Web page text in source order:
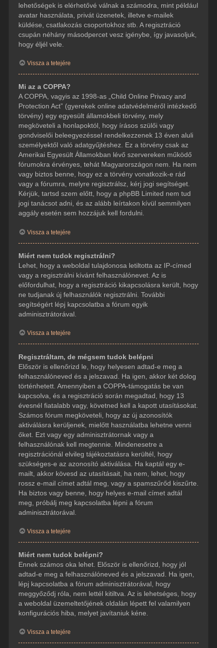
lehetőségek is elérhetővé válnak a számodra, mint például
avatar használata, privát üzenetek, illetve e-mailek
küldése, csatlakozás csoportokhoz stb. A regisztráció
csupán néhány másodpercet vesz igénybe, így javasoljuk,
hogy éljél vele.
Vissza a tetejére
Mi az a COPPA?
A COPPA, vagyis az 1998-as „Child Online Privacy and
Protection Act” (gyerekek online adatvédelméről intézkedő
törvény) egy egyesült államokbeli törvény, mely
megköveteli a honlapoktól, hogy írásos szülői vagy
gondviselői beleegyezéssel rendelkezzenek 13 éven aluli
személyektől való adatgyűjtéshez. Ez a törvény csak az
Amerikai Egyesült Államokban lévő szervereken működő
fórumokra érvényes, tehát Magyarországon nem. Ha nem
vagy biztos benne, hogy ez a törvény vonatkozik-e rád
vagy a fórumra, melyre regisztrálsz, kérj jogi segítséget.
Kérjük, tartsd szem előtt, hogy a phpBB Limited nem tud
jogi tanácsot adni, és az alább leírtakon kívül semmilyen
aggály esetén sem hozzájuk kell fordulni.
Vissza a tetejére
Miért nem tudok regisztrálni?
Lehet, hogy a weboldal tulajdonosa letiltotta az IP-címed
vagy a regisztrálni kívánt felhasználónevet. Az is
előfordulhat, hogy a regisztráció kikapcsolásra került, hogy
ne tudjanak új felhasználók regisztrálni. További
segítségért lépj kapcsolatba a fórum egyik
adminisztrátorával.
Vissza a tetejére
Regisztráltam, de mégsem tudok belépni
Először is ellenőrizd le, hogy helyesen adtad-e meg a
felhasználóneved és a jelszavad. Ha igen, akkor két dolog
történhetett. Amennyiben a COPPA-támogatás be van
kapcsolva, és a regisztráció során megadtad, hogy 13
évesnél fiatalabb vagy, követned kell a kapott utasításokat.
Számos fórum megköveteli, hogy az új azonosítók
aktiválásra kerüljenek, mielőtt használatba lehetne venni
őket. Ezt vagy egy adminisztrátornak vagy a
felhasználónak kell megtennie. Mindenesetre a
regisztrációnál elvileg tájékoztatásra kerültél, hogy
szükséges-e az azonosító aktiválása. Ha kaptál egy e-
mailt, akkor kövesd az utasításait, ha nem, lehet, hogy
rossz e-mail címet adtál meg, vagy a spamszűrőd kiszűrte.
Ha biztos vagy benne, hogy helyes e-mail címet adtál
meg, próbálj meg kapcsolatba lépni a fórum
adminisztrátorával.
Vissza a tetejére
Miért nem tudok belépni?
Ennek számos oka lehet. Először is ellenőrizd, hogy jól
adtad-e meg a felhasználóneved és a jelszavad. Ha igen,
lépj kapcsolatba a fórum adminisztrátorával, hogy
meggyőződj róla, nem lettél kitiltva. Az is lehetséges, hogy
a weboldal üzemeltetőjének oldalán lépett fel valamilyen
konfigurációs hiba, melyet javítaniuk kéne.
Vissza a tetejére